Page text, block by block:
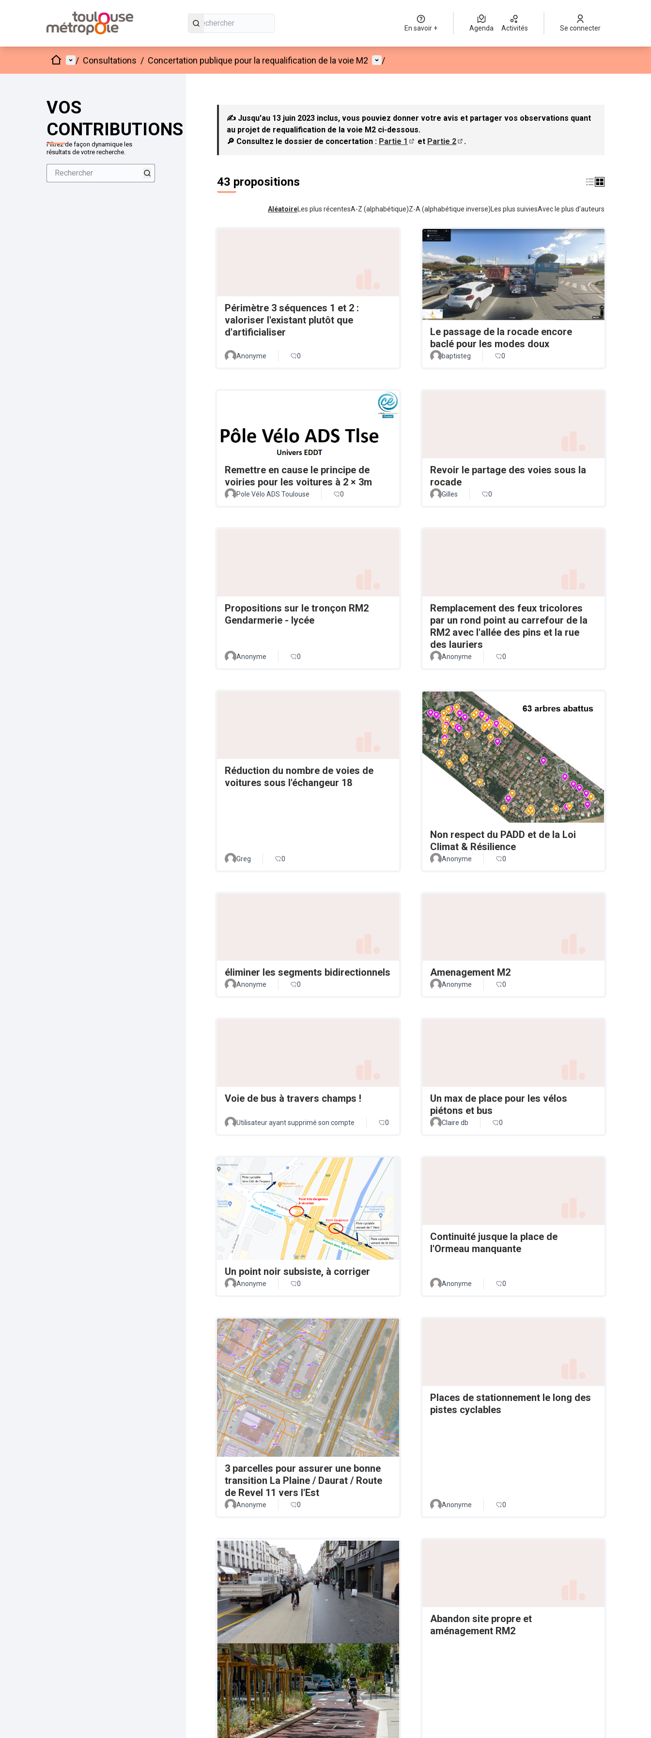
En savoir + Agenda Activités Se connecter
AccueilMenu principal
/ Consultations / Concertation publique pour la requalification de la voie M2 Menu utilisateur
/
VOS
CONTRIBUTIONS
Filtrez de façon dynamique les
résultats de votre recherche.
✍ Jusqu'au 13 juin 2023 inclus, vous pouviez donner votre avis et partager vos observations quant
au projet de requalification de la voie M2 ci-dessous.
🔎 Consultez le dossier de concertation : Partie 1
et Partie 2
.
43 propositions
Aléatoire Les plus récentesA-Z (alphabétique)Z-A (alphabétique inverse) Les plus suiviesAvec le plus d'auteurs
Périmètre 3 séquences 1 et 2 :
valoriser l'existant plutôt que
d'artificialiser
Anonyme 0
Le passage de la rocade encore
baclé pour les modes doux
baptisteg 0
Remettre en cause le principe de
voiries pour les voitures à 2 × 3m
Pole Vélo ADS Toulouse 0
Revoir le partage des voies sous la
rocade
Gilles 0
Propositions sur le tronçon RM2
Gendarmerie - lycée
Anonyme 0
Remplacement des feux tricolores
par un rond point au carrefour de la
RM2 avec l'allée des pins et la rue
des lauriers
Anonyme 0
Réduction du nombre de voies de
voitures sous l'échangeur 18
Greg 0
Non respect du PADD et de la Loi
Climat & Résilience
Anonyme 0
éliminer les segments bidirectionnels
Anonyme 0
Amenagement M2
Anonyme 0
Voie de bus à travers champs !
Utilisateur ayant supprimé son compte 0
Un max de place pour les vélos
piétons et bus
Claire db 0
Un point noir subsiste, à corriger
Anonyme 0
Continuité jusque la place de
l'Ormeau manquante
Anonyme 0
3 parcelles pour assurer une bonne
transition La Plaine / Daurat / Route
de Revel 11 vers l'Est
Anonyme 0
Places de stationnement le long des
pistes cyclables
Anonyme 0
Abandon site propre et
aménagement RM2